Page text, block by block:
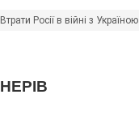
Втрати Росії в війні з Україною